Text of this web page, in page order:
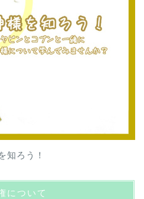
知ろう！
について